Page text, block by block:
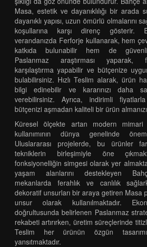
Masa, estetik ve dayanıklılığı bir arada
dayanıklı yapısı, uzun ömürlü olmalarını
koşullarına karşı direnç gösterir.
verandanızda Ferforje kullanarak, hem
katkıda bulunabilir hem de
Paslanmaz araştırması yaparak,
karşılaştırma yapabilir ve bütçenize
bulabilirsiniz. Hızlı Teslim alarak, ürün
bilgi edinebilir ve kararınızı daha
verebilirsiniz. Ayrıca, indirimli
bütçenizi aşmadan kaliteli bir ürün
Küresel ölçekte artan modern mimari
kullanımının dünya genelinde
Uluslararası projelerde, bu ürünler
tekniklerin birleşimiyle öne
fonksiyonelliğin simgesi olarak yer
yaşam alanlarını destekleyen
mekanlarda ferahlık ve canlılık
dekoratif unsurları bir araya getiren Masa
unsur olarak kullanılmaktadır.
doğrultusunda belirlenen Paslanmaz
rekabeti artırırken, üretim süreçlerinde
Teslim her ürünün özgün
yansıtmaktadır.